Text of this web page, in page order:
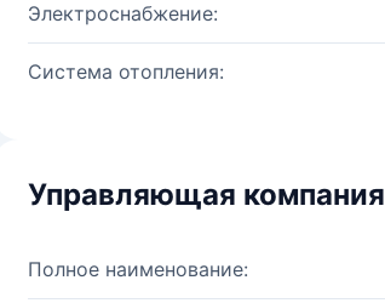
Электроснабжение:
Система отопления:
Управляющая компания
Полное наименование: